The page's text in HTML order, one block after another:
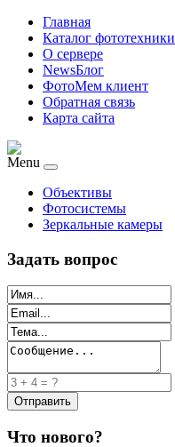
Главная
Каталог фототехники
О сервере
NewsБлог
ФотоМем клиент
Обратная связь
Карта сайта
Menu
Объективы
Фотосистемы
Зеркальные камеры
Задать вопрос
Что нового?